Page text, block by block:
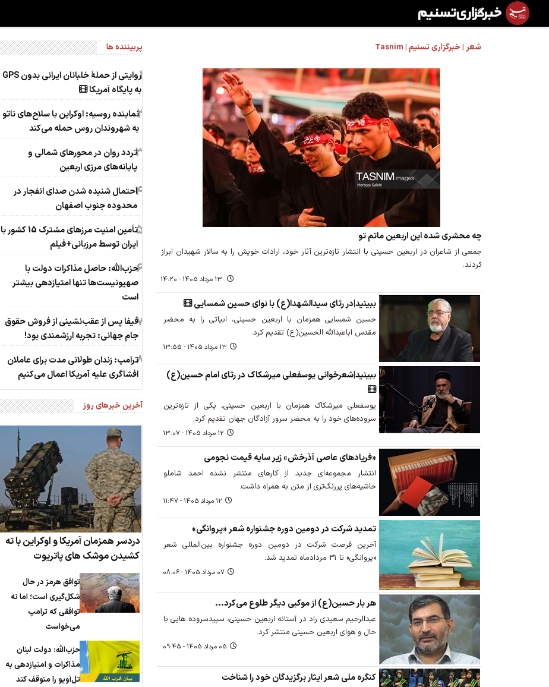
شعر | خبرگزاری تسنیم | Tasnim
چه محشری شده این اربعین ماتم تو
جمعی از شاعران در اربعین حسینی با انتشار تازه‌ترین آثار خود، ارادات خویش را به سالار شهیدان ابراز
کردند.
ببینید|در رثای سیدالشهدا(ع) با نوای حسین شمسایی
حسین شمسایی همزمان با اربعین حسینی، ابیاتی را به محضر
مقدس اباعبدالله الحسین(ع) تقدیم کرد.
13 مرداد 1405 - 13:55
ببینید|شعرخوانی یوسفعلی میرشکاک در رثای امام حسین(ع)
یوسفعلی میرشکاک همزمان با اربعین حسینی، یکی از تازه‌ترین
سروده‌های خود را به محضر سرور آزادگان جهان تقدیم کرد.
12 مرداد 1405 - 13:07
«فریادهای عاصی آذرخش» زیر سایه قیمت نجومی
انتشار مجموعه‌ای جدید از کارهای منتشر نشده احمد شاملو
حاشیه‌های پررنگ‌تری از متن به همراه داشت.
12 مرداد 1405 - 11:47
تمدید شرکت در دومین دوره جشنواره شعر «پروانگی»
آخرین فرصت شرکت در دومین دوره جشنواره بین‌المللی شعر
«پروانگی» تا 31 مردادماه تمدید شد.
07 مرداد 1405 - 08:06
هر بار حسین(ع) از موکبی دیگر طلوع می‌کرد...
عبدالرحیم سعیدی راد در آستانه اربعین حسینی، سپیدسروده هایی با
حال و هوای اربعین حسینی منتشر کرد.
05 مرداد 1405 - 09:45
کنگره ملی شعر ایثار برگزیدگان خود را شناخت
پربیننده ها
1
روایتی از حملۀ خلبانان ایرانی بدون GPS
به پایگاه آمریکا
2نماینده روسیه: اوکراین با سلاح‌های ناتو
به شهروندان روس حمله می‌کند
3تردد روان در محورهای شمالی و
پایانه‌های مرزی اربعین
4احتمال شنیده شدن صدای انفجار در
محدوده جنوب اصفهان
5
تأمین امنیت مرزهای مشترک 15 کشور با
ایران توسط مرزبانی+فیلم
6حزب‌الله: حاصل مذاکرات دولت با
صهیونیست‌ها تنها امتیازدهی‌ بیشتر
است
7فیفا پس از عقب‌نشینی از فروش حقوق
جام جهانی: تجربه ارزشمندی بود!
8ترامپ: زندان طولانی مدت برای عاملان
افشاگری‌ علیه آمریکا اعمال می‌کنیم
آخرین خبرهای روز
دردسر همزمان آمریکا و اوکراین با ته
کشیدن موشک های پاتریوت
توافق هرمز در حال
شکل‌گیری است؛ اما نه
توافقی که ترامپ
می‌خواست
حزب‌الله: دولت لبنان
مذاکرات و امتیازدهی به
تل‌آویو را متوقف کند